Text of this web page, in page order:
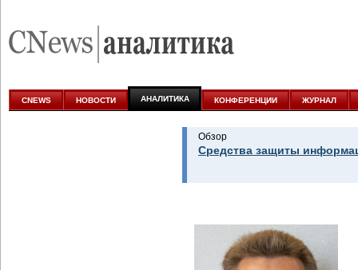
аналитике
CNEWS НОВОСТИ АНАЛИТИКА КОНФЕРЕНЦИИ ЖУРНАЛ
Обзор
Средства защиты